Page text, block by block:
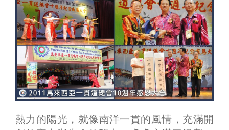
熱力的陽光，就像南洋一貫的風情，充滿開